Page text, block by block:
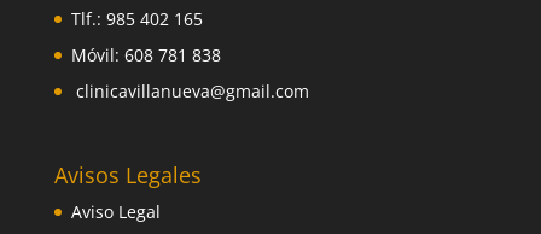
Tlf.: 985 402 165
Móvil: 608 781 838
clinicavillanueva@gmail.com
Avisos Legales
Aviso Legal